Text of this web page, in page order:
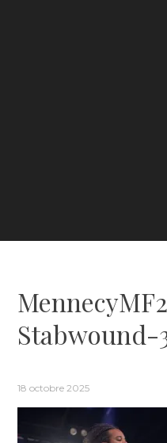
Stabwound-
18 octobre 2025